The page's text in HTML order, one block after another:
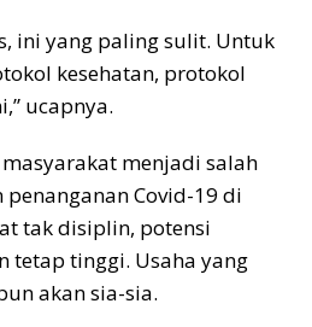
ini yang paling sulit. Untuk
kesehatan, protokol
ucapnya.
menjadi salah
Covid-19 di
tak disiplin, potensi
tetap tinggi. Usaha yang
akan sia-sia.